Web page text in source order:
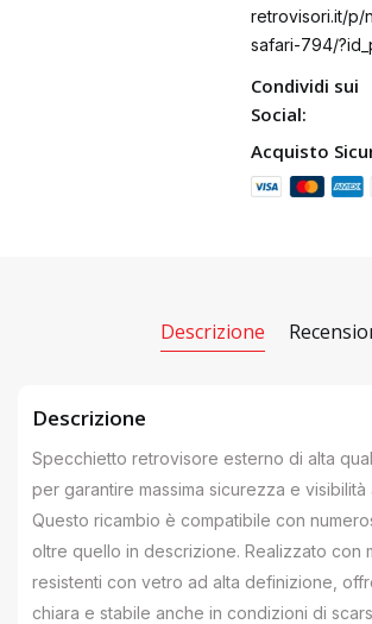
retrovisori.it/p/
safari-794/
Condividi sui
Social:
Acquisto
Descrizione
Descrizione
Specchietto retrovisore esterno di alta
per garantire massima sicurezza e visibilità
Questo ricambio è compatibile con
oltre quello in descrizione. Realizzato con
resistenti con vetro ad alta definizione,
chiara e stabile anche in condizioni di